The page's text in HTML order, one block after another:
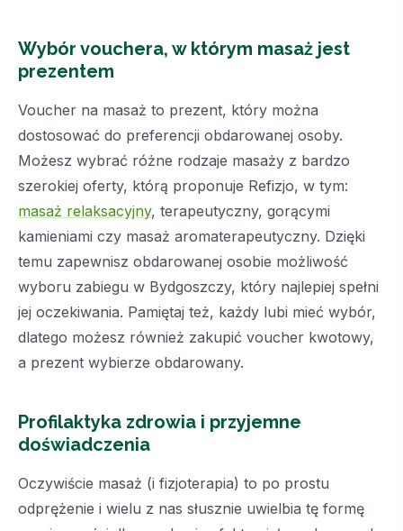
Wybór vouchera, w którym masaż jest
prezentem
Voucher na masaż to prezent, który można
dostosować do preferencji obdarowanej osoby.
Możesz wybrać różne rodzaje masaży z bardzo
szerokiej oferty, którą proponuje Refizjo, w tym:
masaż relaksacyjny, terapeutyczny, gorącymi
kamieniami czy masaż aromaterapeutyczny. Dzięki
temu zapewnisz obdarowanej osobie możliwość
wyboru zabiegu w Bydgoszczy, który najlepiej spełni
jej oczekiwania. Pamiętaj też, każdy lubi mieć wybór,
dlatego możesz również zakupić voucher kwotowy,
a prezent wybierze obdarowany.
Profilaktyka zdrowia i przyjemne
doświadczenia
Oczywiście masaż (i fizjoterapia) to po prostu
odprężenie i wielu z nas słusznie uwielbia tę formę